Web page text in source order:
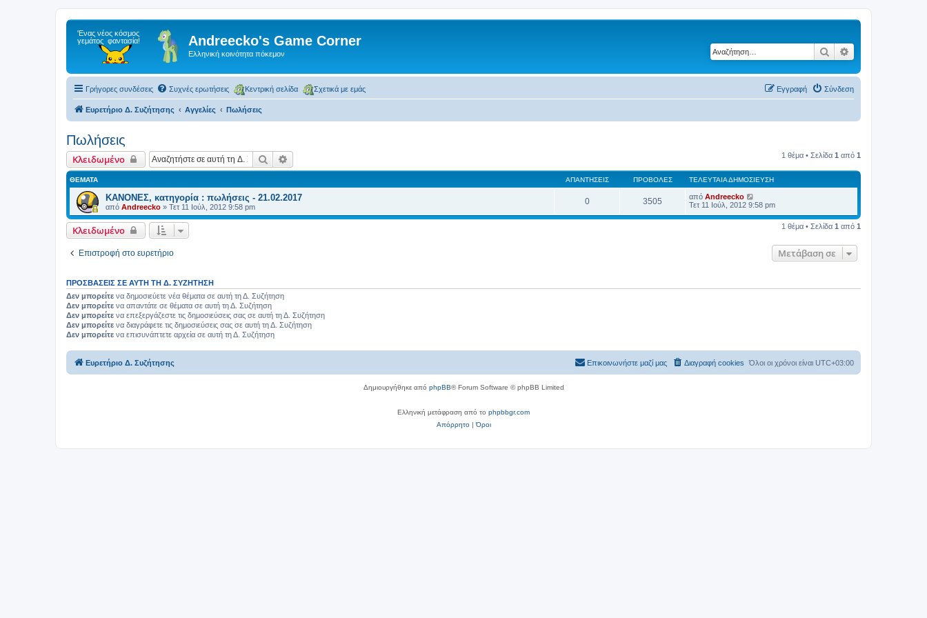
Andreecko's Game Corner
Ελληνική κοινότητα πόκεμον Αναζήτηση
Γρήγορες συνδέσεις Συχνές ερωτήσεις Κεντρική σελίδα Σχετικά με εμάς Σύνδεση
Εγγραφή
Ευρετήριο Δ. Συζήτησης Αγγελίες Πωλήσεις
Πωλήσεις
Κλειδωμένο Αναζήτηση 1 θέμα • Σελίδα 1 από 1
ΘΈΜΑΤΑ ΑΠΑΝΤΉΣΕΙΣ ΠΡΟΒΟΛΈΣ ΤΕΛΕΥΤΑΊΑ ΔΗΜΟΣΊΕΥΣΗ
ΚΑΝΟΝΕΣ, κατηγορία : πωλήσεις - 21.02.2017
από Andreecko » Τετ 11 Ιούλ, 2012 9:58 pm
0 3505 από Andreecko
Τετ 11 Ιούλ, 2012 9:58 pm
Κλειδωμένο 1 θέμα • Σελίδα 1 από 1
Επιστροφή στο ευρετήριο Μετάβαση σε
ΠΡΟΣΒΆΣΕΙΣ ΣΕ ΑΥΤΉ ΤΗ Δ. ΣΥΖΉΤΗΣΗ
Δεν μπορείτε να δημοσιεύετε νέα θέματα σε αυτή τη Δ. Συζήτηση
Δεν μπορείτε να απαντάτε σε θέματα σε αυτή τη Δ. Συζήτηση
Δεν μπορείτε να επεξεργάζεστε τις δημοσιεύσεις σας σε αυτή τη Δ. Συζήτηση
Δεν μπορείτε να διαγράφετε τις δημοσιεύσεις σας σε αυτή τη Δ. Συζήτηση
Δεν μπορείτε να επισυνάπτετε αρχεία σε αυτή τη Δ. Συζήτηση
Ευρετήριο Δ. Συζήτησης Όλοι οι χρόνοι είναι UTC+03:00
Διαγραφή cookies
Επικοινωνήστε μαζί μας
Δημιουργήθηκε από phpBB® Forum Software © phpBB Limited
Ελληνική μετάφραση από το phpbbgr.com
Απόρρητο|Όροι